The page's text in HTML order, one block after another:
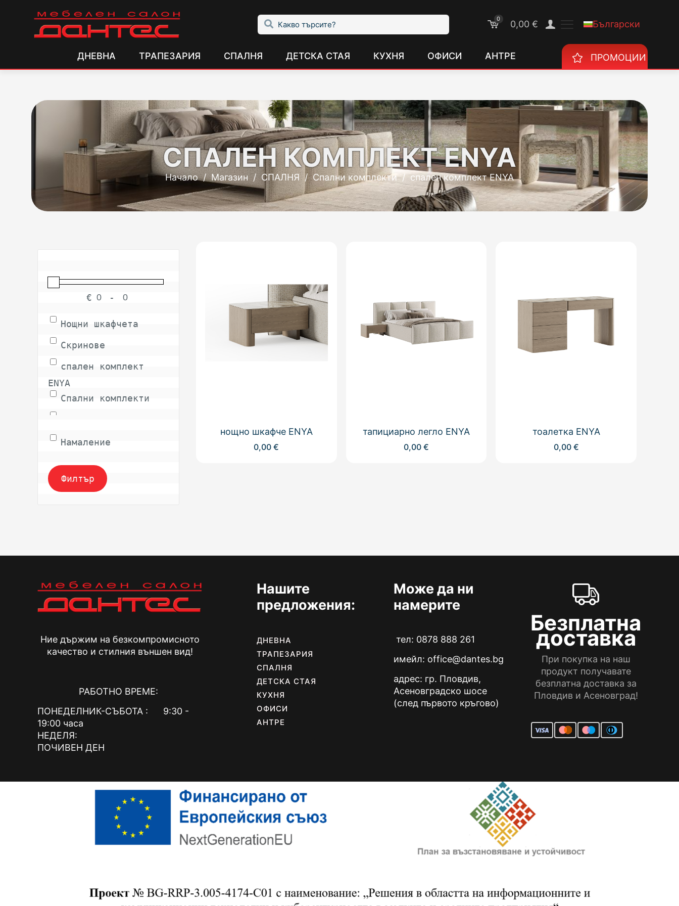
0 0,00 € Български
ДНЕВНА ТРАПЕЗАРИЯ СПАЛНЯ ДЕТСКА СТАЯ КУХНЯ ОФИСИ АНТРЕ ПРОМОЦИИ
СПАЛЕН КОМПЛЕКТ ENYA
Начало/Магазин/СПАЛНЯ/Спални комплекти/спален комплект ENYA
€ Minimum Price
-Maximum Price
Нощни шкафчета
Скринове
спален комплект
ENYA
Спални комплекти
Намаление
Филтър
нощно шкафче ENYA
0,00€
тапициарно легло ENYA
0,00€
тоалетка ENYA
0,00 €
Ние държим на безкомпромисното
качество и стилния външен вид!
РАБОТНО ВРЕМЕ:
ПОНЕДЕЛНИК-СЪБОТА : 9:30 -
19:00 часа
НЕДЕЛЯ:
ПОЧИВЕН ДЕН
Нашите
предложения:
ДНЕВНА
ТРАПЕЗАРИЯ
СПАЛНЯ
ДЕТСКА СТАЯ
КУХНЯ
ОФИСИ
АНТРЕ
Може да ни
намерите
тел: 0878 888 261
имейл: office@dantes.bg
адрес: гр. Пловдив,
Асеновградско шосе
(след първото кръгово)
Безплатна
доставка
При покупка на наш
продукт получавате
безплатна доставка за
Пловдив и Асеновград!